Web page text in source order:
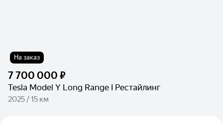
На заказ
7 700 000 ₽
Tesla Model Y Long Range I Рестайлинг
2025 / 15 км